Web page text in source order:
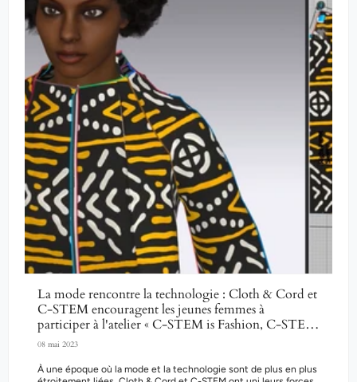
La mode rencontre la technologie : Cloth & Cord et
C-STEM encouragent les jeunes femmes à
participer à l'atelier « C-STEM is Fashion, C-STEM
is Beauty »
08 mai 2023
À une époque où la mode et la technologie sont de plus en plus